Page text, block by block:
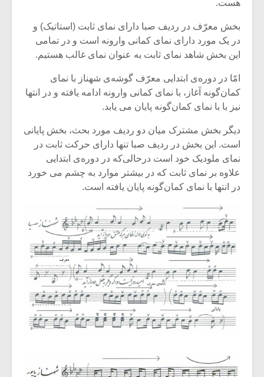
هست.
بخش معرّف در ردیف صبا دارای نمای ثابت (استاتیک) و
در یک مورد دارای نمای کمانی وارونه است و در تمامی
این بخش شاهد نمای ثابت به عنوان نمای غالب هستیم.
امّا در دوره‌ی ابتدایی معرّف گوشه‌ی شهناز با نمای
کمان‌گونه آغاز، با نمای کمانی وارونه ادامه یافته و در انتها
نیز با با نمای کمان‌گونه پایان می یابد.
دیگر بخش مشترک میان دو ردیف مورد بحث، بخش پایانی
است. این بخش در ردیف صبا تنها دارای حرکت ثابت در
نمای ملودیک خود است درحالی‌که در دوره‌ی ابتدایی
علاوه بر نمای ثابت که در بیشتر موارد به چشم می خورد
در انتها با نمای کمان‌گونه پایان یافته است.